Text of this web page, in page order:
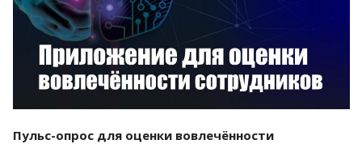
Пульс-опрос для оценки вовлечённости